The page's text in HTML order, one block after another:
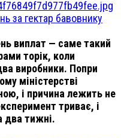
за гектар бавовнику
виплат — саме такий
торік, коли
виробники. Попри
міністерстві
і причина лежить не
триває, і
два тижні.